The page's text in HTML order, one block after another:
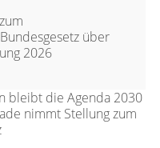
über
2026